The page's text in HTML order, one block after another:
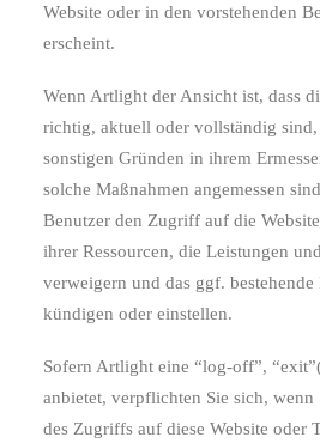
Website oder in den vorstehenden
erscheint.
Wenn Artlight der Ansicht ist, dass
richtig, aktuell oder vollständig
sonstigen Gründen in ihrem
solche Maßnahmen angemessen
Benutzer den Zugriff auf die
ihrer Ressourcen, die Leistungen
verweigern und das ggf.
kündigen oder einstellen.
Sofern Artlight eine “log-off”,
anbietet, verpflichten Sie sich, wenn
des Zugriffs auf diese Website oder